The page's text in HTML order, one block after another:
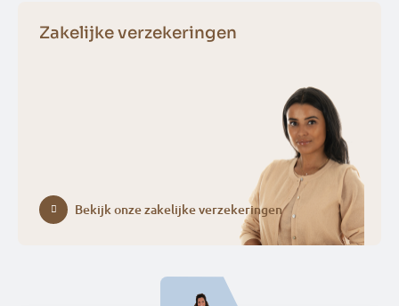
Zakelijke verzekeringen
Bekijk onze zakelijke verzekeringen